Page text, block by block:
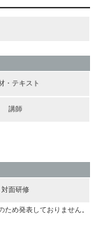
・テキスト
講師
対面研修
め発表しておりません。